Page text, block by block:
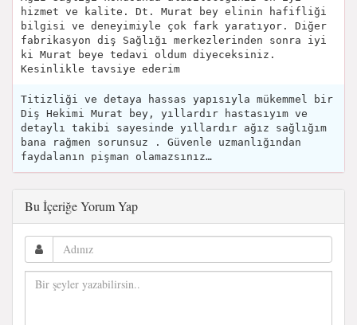
hizmet ve kalite. Dt. Murat bey elinin hafifliği
bilgisi ve deneyimiyle çok fark yaratıyor. Diğer
fabrikasyon diş Sağlığı merkezlerinden sonra iyi
ki Murat beye tedavi oldum diyeceksiniz.
Kesinlikle tavsiye ederim
Titizliği ve detaya hassas yapısıyla mükemmel bir
Diş Hekimi Murat bey, yıllardır hastasıyım ve
detaylı takibi sayesinde yıllardır ağız sağlığım
bana rağmen sorunsuz . Güvenle uzmanlığından
faydalanın pişman olamazsınız…
Bu İçeriğe Yorum Yap